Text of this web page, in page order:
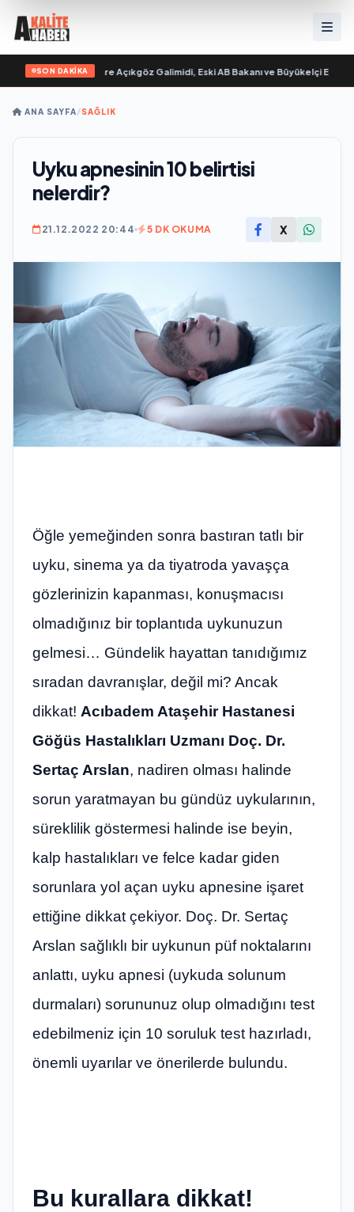
SON DAKİKA
• Ali Emre Açıkgöz Galimidi, Eski AB Bakanı ve Büyükelçi Egemen
ANA SAYFA/SAĞLIK
Uyku apnesinin 10 belirtisi
nelerdir?
21.12.2022 20:44 5 DK OKUMA X
Öğle yemeğinden sonra bastıran tatlı bir
uyku, sinema ya da tiyatroda yavaşça
gözlerinizin kapanması, konuşmacısı
olmadığınız bir toplantıda uykunuzun
gelmesi… Gündelik hayattan tanıdığımız
sıradan davranışlar, değil mi? Ancak
dikkat! Acıbadem Ataşehir Hastanesi
Göğüs Hastalıkları Uzmanı Doç. Dr.
Sertaç Arslan, nadiren olması halinde
sorun yaratmayan bu gündüz uykularının,
süreklilik göstermesi halinde ise beyin,
kalp hastalıkları ve felce kadar giden
sorunlara yol açan uyku apnesine işaret
ettiğine dikkat çekiyor. Doç. Dr. Sertaç
Arslan sağlıklı bir uykunun püf noktalarını
anlattı, uyku apnesi (uykuda solunum
durmaları) sorununuz olup olmadığını test
edebilmeniz için 10 soruluk test hazırladı,
önemli uyarılar ve önerilerde bulundu.
Bu kurallara dikkat!